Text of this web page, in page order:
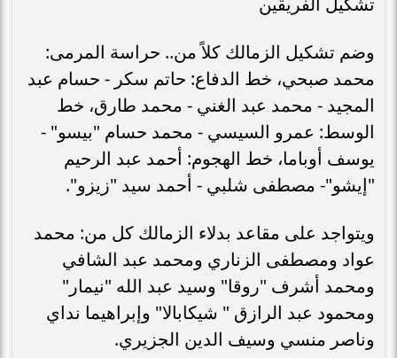
وضم تشكيل الزمالك كلاً من.. حراسة المرمى:
محمد صبحي، خط الدفاع: حاتم سكر - حسام عبد
المجيد - محمد عبد الغني - محمد طارق، خط
الوسط: عمرو السيسي - محمد حسام "بيسو" -
يوسف أوباما، خط الهجوم: أحمد عبد الرحيم
"إيشو"- مصطفى شلبي - أحمد سيد "زيزو".
ويتواجد على مقاعد بدلاء الزمالك كل من: محمد
عواد ومصطفى الزناري ومحمد عبد الشافي
ومحمد أشرف "روقا" وسيد عبد الله "نيمار"
ومحمود عبد الرازق " شيكابالا" وإبراهيما نداي
وناصر منسي وسيف الدين الجزيري.